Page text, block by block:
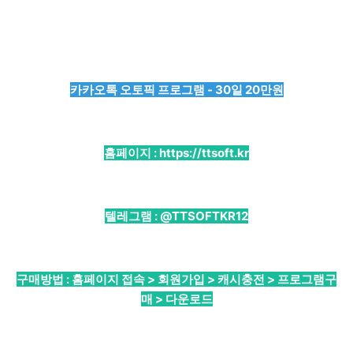
카카오톡 오토픽 프로그램 - 30일 20만원
홈페이지 :https://ttsoft.kr
텔레그램 : @TTSOFTKR12
구매방법 : 홈페이지 접속 > 회원가입 > 캐시충전 > 프로그램구
매 > 다운로드